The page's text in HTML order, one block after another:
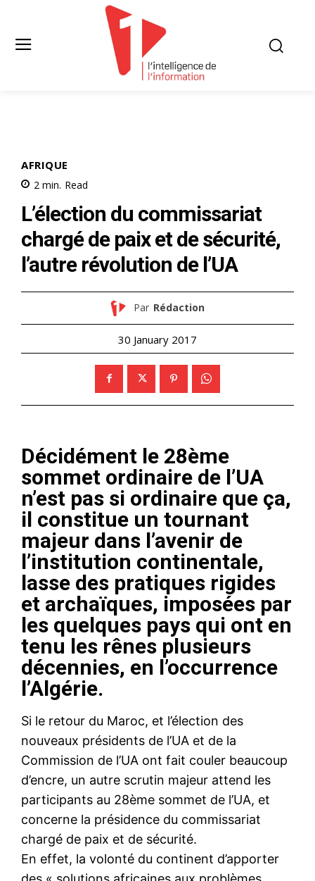
AFRIQUE
2 min. Read
L’élection du commissariat
chargé de paix et de sécurité,
l’autre révolution de l’UA
Par Rédaction
30 January 2017
Décidément le 28ème
sommet ordinaire de l’UA
n’est pas si ordinaire que ça,
il constitue un tournant
majeur dans l’avenir de
l’institution continentale,
lasse des pratiques rigides
et archaïques, imposées par
les quelques pays qui ont en
tenu les rênes plusieurs
décennies, en l’occurrence
l’Algérie.
Si le retour du Maroc, et l’élection des
nouveaux présidents de l’UA et de la
Commission de l’UA ont fait couler beaucoup
d’encre, un autre scrutin majeur attend les
participants au 28ème sommet de l’UA, et
concerne la présidence du commissariat
chargé de paix et de sécurité.
En effet, la volonté du continent d’apporter